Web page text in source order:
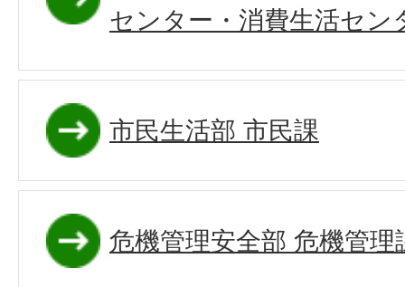
センター・消費生活セン
市民生活部 市民課
危機管理安全部 危機管理